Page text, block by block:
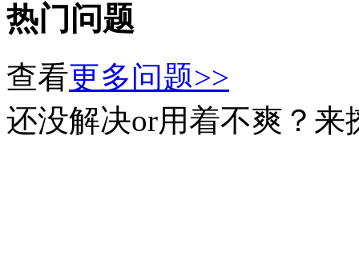
热门问题
查看更多问题>>
还没解决or用着不爽？来